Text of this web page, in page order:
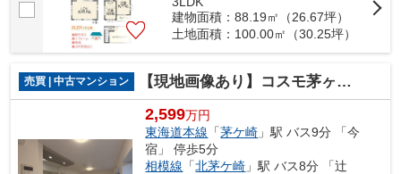
建物面積：88.19㎡（26.67坪）
土地面積：100.00㎡（30.25坪）
売買 | 中古マンション 【現地画像あり】コスモ茅ヶ崎プレシオ
2,599万円
東海道本線 「茅ケ崎 」駅 バス9分 「今
宿」 停歩5分
相模線 「北茅ケ崎 」駅 バス8分 「辻